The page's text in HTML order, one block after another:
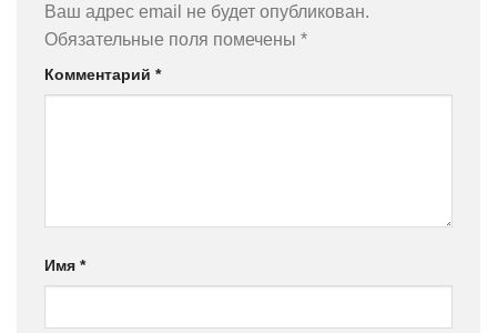
Ваш адрес email не будет опубликован.
Обязательные поля помечены *
Комментарий *
Имя *